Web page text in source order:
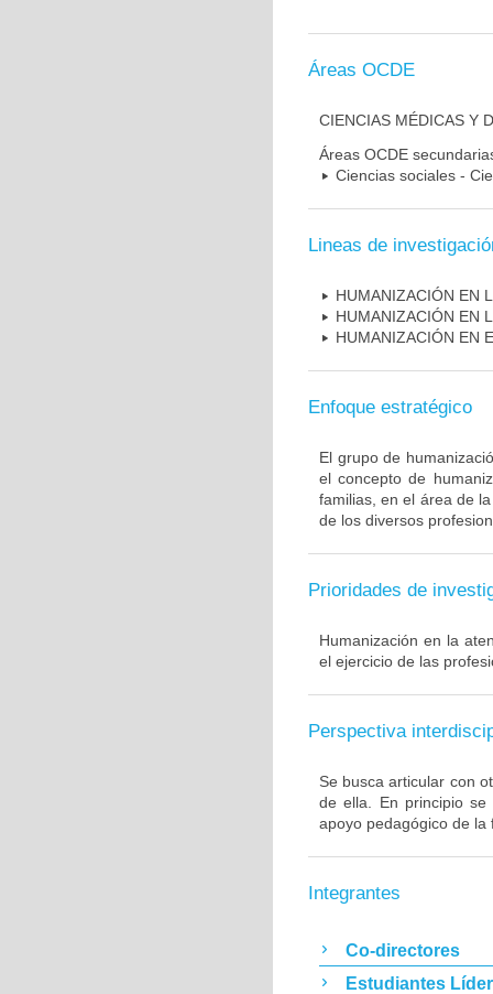
Áreas OCDE
CIENCIAS MÉDICAS Y
Áreas OCDE
Ciencias sociales -
Lineas de
HUMANIZACIÓN EN
HUMANIZACIÓN EN
HUMANIZACIÓN EN
Enfoque estratégico
El grupo de
el concepto de
familias, en el área de
de los diversos
Prioridades de
Humanización en la
el ejercicio de las
Perspectiva
Se busca articular con
de ella. En principio
apoyo pedagógico de la
Integrantes
Co-directores
Estudiantes